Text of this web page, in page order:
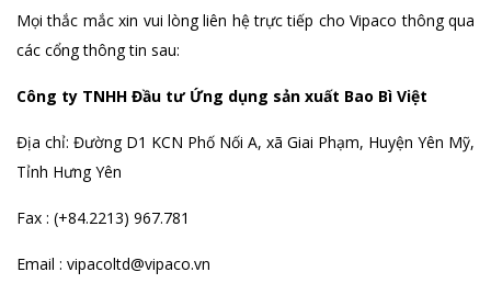
Mọi thắc mắc xin vui lòng liên hệ trực tiếp cho Vipaco thông qua
các cổng thông tin sau:
Công ty TNHH Đầu tư Ứng dụng sản xuất Bao Bì Việt
Địa chỉ: Đường D1 KCN Phố Nối A, xã Giai Phạm, Huyện Yên Mỹ,
Tỉnh Hưng Yên
Fax : (+84.2213) 967.781
Email : vipacoltd@vipaco.vn